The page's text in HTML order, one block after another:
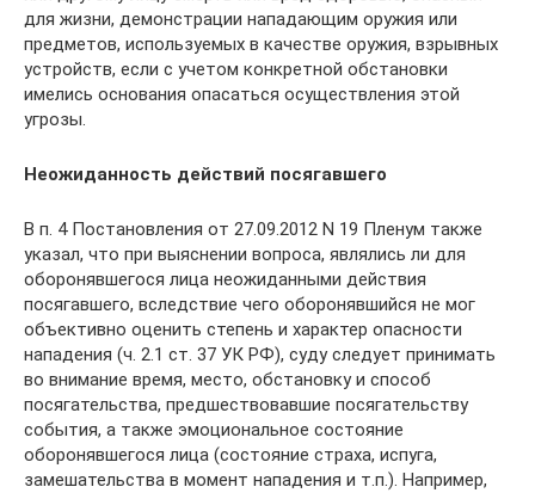
для жизни, демонстрации нападающим оружия или
предметов, используемых в качестве оружия, взрывных
устройств, если с учетом конкретной обстановки
имелись основания опасаться осуществления этой
угрозы.
Неожиданность действий посягавшего
В п. 4 Постановления от 27.09.2012 N 19 Пленум также
указал, что при выяснении вопроса, являлись ли для
оборонявшегося лица неожиданными действия
посягавшего, вследствие чего оборонявшийся не мог
объективно оценить степень и характер опасности
нападения (ч. 2.1 ст. 37 УК РФ), суду следует принимать
во внимание время, место, обстановку и способ
посягательства, предшествовавшие посягательству
события, а также эмоциональное состояние
оборонявшегося лица (состояние страха, испуга,
замешательства в момент нападения и т.п.). Например,